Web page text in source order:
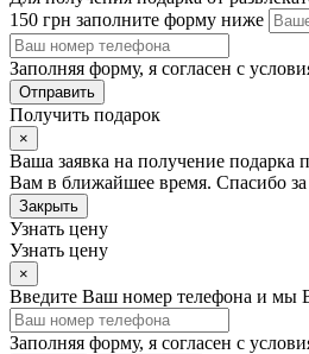
150 грн заполните форму ниже
Заполняя форму, я согласен с
Отправить
Получить подарок
×
Ваша заявка на получение
Вам в ближайшее время. Спасибо
Закрыть
Узнать цену
Узнать цену
×
Введите Ваш номер телефона и мы
Заполняя форму, я согласен с